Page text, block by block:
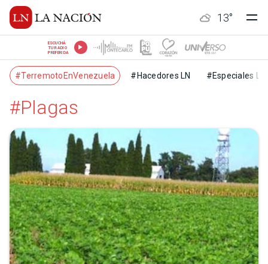
13°
ESCUCHÁ
TU RADIO
PREFERIDA
#TerremotoEnVenezuela #Hacedores LN #Especiales LN
#Plagas